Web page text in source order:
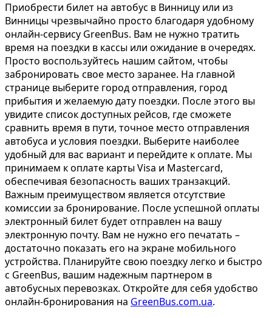
Приобрести билет на автобус в Винницу или из
Винницы чрезвычайно просто благодаря удобному
онлайн-сервису GreenBus. Вам не нужно тратить
время на поездки в кассы или ожидание в очередях.
Просто воспользуйтесь нашим сайтом, чтобы
забронировать свое место заранее. На главной
странице выберите город отправления, город
прибытия и желаемую дату поездки. После этого вы
увидите список доступных рейсов, где сможете
сравнить время в пути, точное место отправления
автобуса и условия поездки. Выберите наиболее
удобный для вас вариант и перейдите к оплате. Мы
принимаем к оплате карты Visa и Mastercard,
обеспечивая безопасность ваших транзакций.
Важным преимуществом является отсутствие
комиссии за бронирование. После успешной оплаты
электронный билет будет отправлен на вашу
электронную почту. Вам не нужно его печатать –
достаточно показать его на экране мобильного
устройства. Планируйте свою поездку легко и быстро
с GreenBus, вашим надежным партнером в
автобусных перевозках. Откройте для себя удобство
онлайн-бронирования на GreenBus.com.ua.